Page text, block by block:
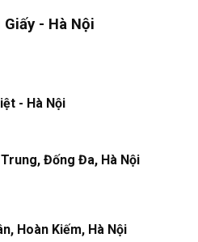
- Hà Nội
- Hà Nội
Đống Đa, Hà Nội
Hoàn Kiếm, Hà Nội